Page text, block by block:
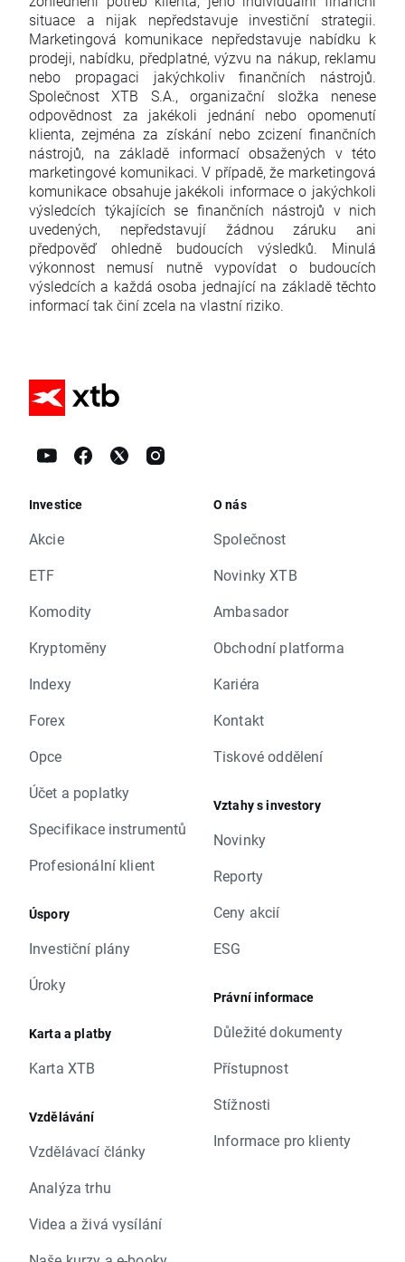
situace a nijak nepředstavuje investiční strategii.
Marketingová komunikace nepředstavuje nabídku k
prodeji, nabídku, předplatné, výzvu na nákup, reklamu
nebo propagaci jakýchkoliv finančních nástrojů.
Společnost XTB S.A., organizační složka nenese
odpovědnost za jakékoli jednání nebo opomenutí
klienta, zejména za získání nebo zcizení finančních
nástrojů, na základě informací obsažených v této
marketingové komunikaci. V případě, že marketingová
komunikace obsahuje jakékoli informace o jakýchkoli
výsledcích týkajících se finančních nástrojů v nich
uvedených, nepředstavují žádnou záruku ani
předpověď ohledně budoucích výsledků. Minulá
výkonnost nemusí nutně vypovídat o budoucích
výsledcích a každá osoba jednající na základě těchto
informací tak činí zcela na vlastní riziko.
Investice
Akcie
ETF
Komodity
Kryptoměny
Indexy
Forex
Opce
Účet a poplatky
Specifikace instrumentů
Profesionální klient
Úspory
Investiční plány
Úroky
Karta a platby
Karta XTB
Vzdělávání
Vzdělávací články
Analýza trhu
Videa a živá vysílání
O nás
Společnost
Novinky XTB
Ambasador
Obchodní platforma
Kariéra
Kontakt
Tiskové oddělení
Vztahy s investory
Novinky
Reporty
Ceny akcií
ESG
Právní informace
Důležité dokumenty
Přístupnost
Stížnosti
Informace pro klienty